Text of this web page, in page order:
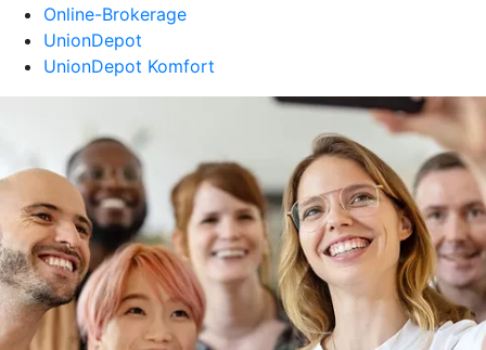
Online-Brokerage
UnionDepot
UnionDepot Komfort